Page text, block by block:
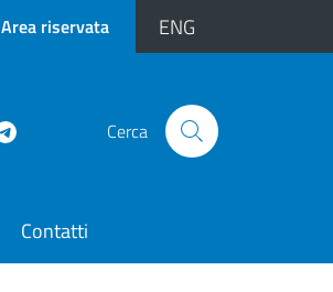
Area riservata ENG
Cerca
Contatti